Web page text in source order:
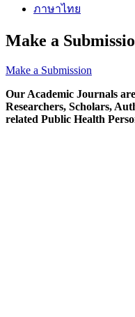
ภาษาไทย
Make a
Make a Submission
Our Academic Journals
Researchers, Scholars,
related Public Health